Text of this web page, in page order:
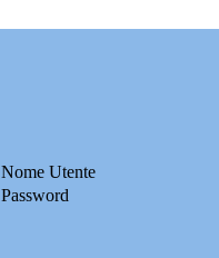
Nome Utente
Password